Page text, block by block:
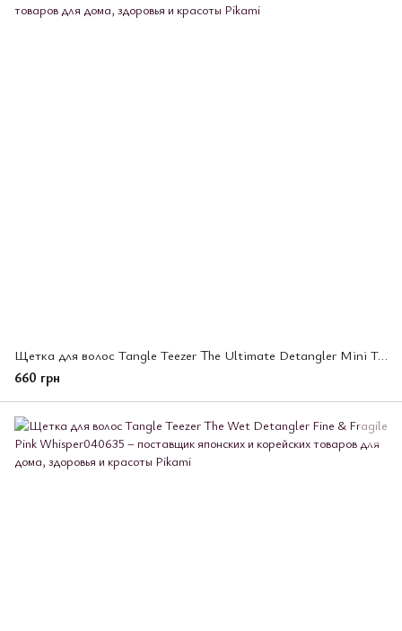
Щетка для волос Tangle Teezer The Ultimate Detangler Mini Transformative Teal
660 грн